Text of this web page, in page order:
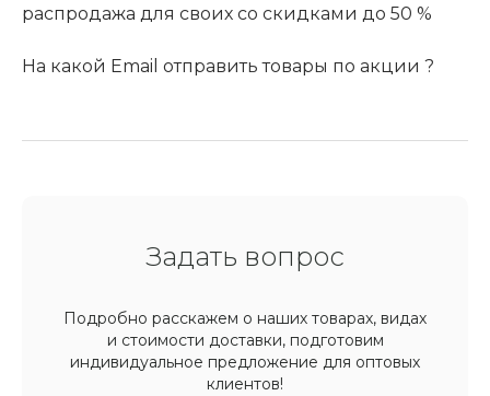
распродажа для своих со скидками до 50 %
На какой Email отправить товары по акции ?
Задать вопрос
Подробно расскажем о наших товарах, видах
и стоимости доставки, подготовим
индивидуальное предложение для оптовых
клиентов!